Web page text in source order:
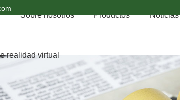
Sobre nosotros Productos Noticias
realidad virtual